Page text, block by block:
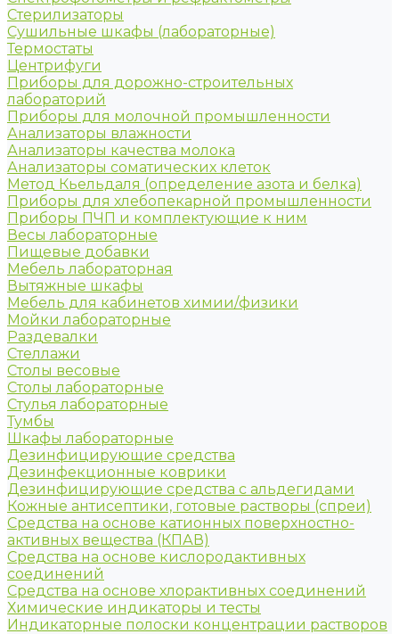
Стерилизаторы
Сушильные шкафы (лабораторные)
Термостаты
Центрифуги
Приборы для дорожно-строительных
лабораторий
Приборы для молочной промышленности
Анализаторы влажности
Анализаторы качества молока
Анализаторы соматических клеток
Метод Кьельдаля (определение азота и белка)
Приборы для хлебопекарной промышленности
Приборы ПЧП и комплектующие к ним
Весы лабораторные
Пищевые добавки
Мебель лабораторная
Вытяжные шкафы
Мебель для кабинетов химии/физики
Мойки лабораторные
Раздевалки
Стеллажи
Столы весовые
Столы лабораторные
Стулья лабораторные
Тумбы
Шкафы лабораторные
Дезинфицирующие средства
Дезинфекционные коврики
Дезинфицирующие средства с альдегидами
Кожные антисептики, готовые растворы (спреи)
Средства на основе катионных поверхностно-
активных вещества (КПАВ)
Средства на основе кислородактивных
соединений
Средства на основе хлорактивных соединений
Химические индикаторы и тесты
Индикаторные полоски концентрации растворов